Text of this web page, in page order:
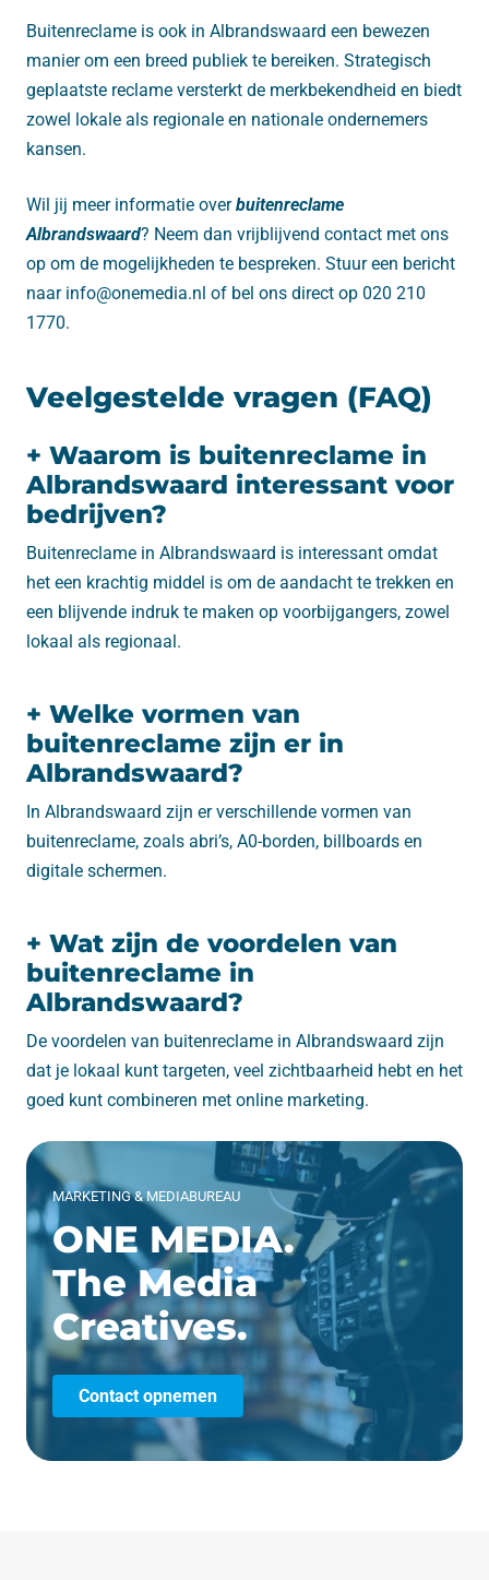
Buitenreclame is ook in Albrandswaard een bewezen
manier om een breed publiek te bereiken. Strategisch
geplaatste reclame versterkt de merkbekendheid en biedt
zowel lokale als regionale en nationale ondernemers
kansen.
Wil jij meer informatie overbuitenreclame
Albrandswaard? Neem dan vrijblijvend contact met ons
op om de mogelijkheden te bespreken. Stuur een bericht
naar info@onemedia.nl of bel ons direct op 020 210
1770.
Veelgestelde vragen (FAQ)
+ Waarom is buitenreclame in
Albrandswaard interessant voor
bedrijven?
Buitenreclame in Albrandswaard is interessant omdat
het een krachtig middel is om de aandacht te trekken en
een blijvende indruk te maken op voorbijgangers, zowel
lokaal als regionaal.
+ Welke vormen van
buitenreclame zijn er in
Albrandswaard?
In Albrandswaard zijn er verschillende vormen van
buitenreclame, zoals abri’s, A0-borden, billboards en
digitale schermen.
+ Wat zijn de voordelen van
buitenreclame in
Albrandswaard?
De voordelen van buitenreclame in Albrandswaard zijn
dat je lokaal kunt targeten, veel zichtbaarheid hebt en het
goed kunt combineren met online marketing.
MARKETING & MEDIABUREAU
ONE MEDIA.
The Media
Creatives.
Contact opnemen